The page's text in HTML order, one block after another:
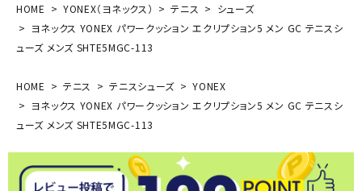
HOME
YONEX（ヨネックス） テニス
シューズ
ヨネックス YONEX パワークッション エクリプション5 メン GC テニスシ
ューズ メンズ SHTE5MGC-113
HOME テニス テニスシューズ
YONEX
ヨネックス YONEX パワークッション エクリプション5 メン GC テニスシ
ューズ メンズ SHTE5MGC-113